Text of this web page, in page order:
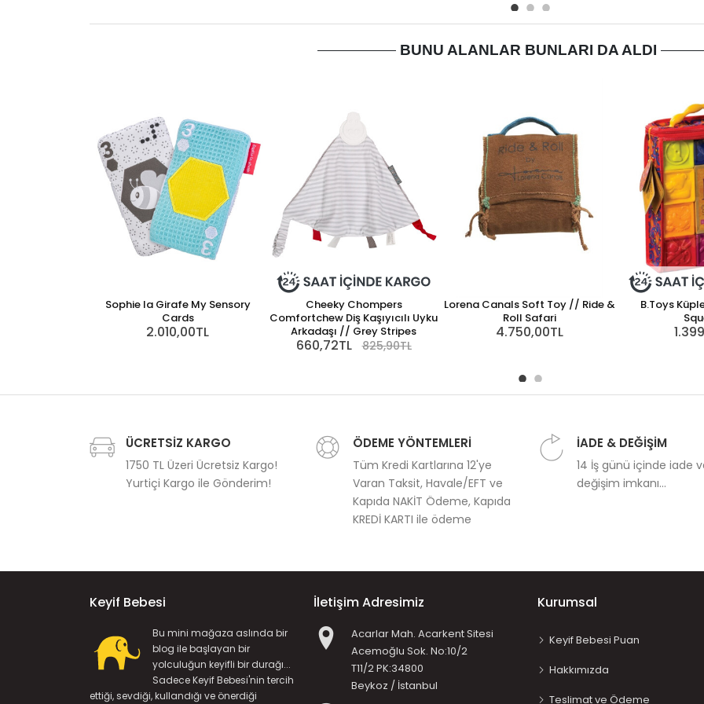
BUNU ALANLAR BUNLARI DA ALDI
Sophie la Girafe My Sensory
Cards
2.010,00TL
Cheeky Chompers
Comfortchew Diş Kaşıyıcılı Uyku
Arkadaşı // Grey Stripes
660,72TL 825,90TL
Lorena Canals Soft Toy // Ride &
Roll Safari
4.750,00TL
B.Toys
ÜCRETSİZ KARGO
1750 TL Üzeri Ücretsiz Kargo!
Yurtiçi Kargo ile Gönderim!
ÖDEME YÖNTEMLERİ
Tüm Kredi Kartlarına 12'ye
Varan Taksit, Havale/EFT ve
Kapıda NAKİT Ödeme, Kapıda
KREDİ KARTI ile ödeme
İADE & DEĞİŞİM
14 İş günü içinde iade
değişim imkanı...
Keyif Bebesi
Bu mini mağaza aslında bir
blog ile başlayan bir
yolculuğun keyifli bir durağı...
Sadece Keyif Bebesi'nin tercih
ettiği, sevdiği, kullandığı ve önerdiği
İletişim Adresimiz
Acarlar Mah. Acarkent Sitesi
Acemoğlu Sok. No:10/2
T11/2 PK:34800
Beykoz / İstanbul
Kurumsal
Keyif Bebesi Puan
Hakkımızda
Teslimat ve Ödeme